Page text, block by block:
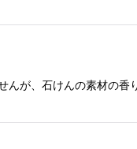
んが、石けんの素材の